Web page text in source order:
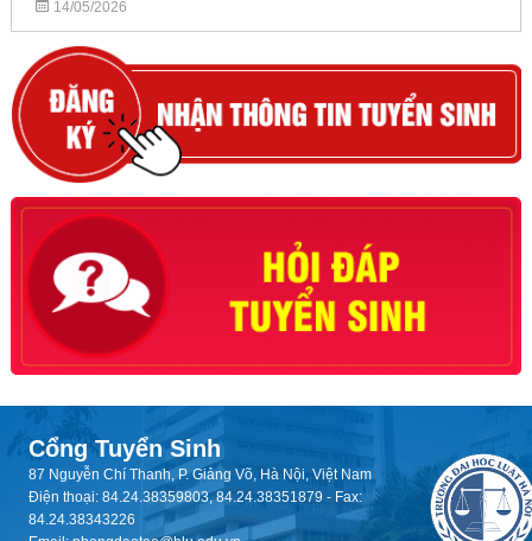
14/05/2026
Cổng Tuyển Sinh
87 Nguyễn Chí Thanh, P. Giảng Võ, Hà Nội, Việt Nam
Điện thoại: 84.24.38359803, 84.24.38351879 - Fax:
84.24.38343226